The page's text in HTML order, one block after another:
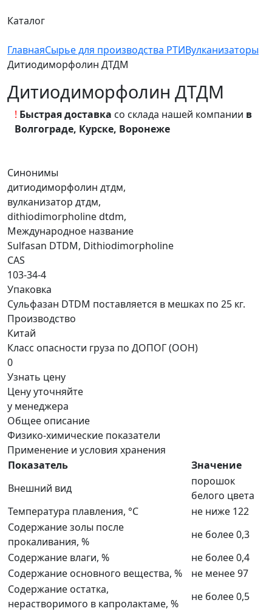
Каталог
ГлавнаяСырье для производства РТИВулканизаторы
Дитиодиморфолин ДТДМ
Дитиодиморфолин ДТДМ
! Быстрая доставка со склада нашей компании в
Волгограде, Курске, Воронеже
Синонимы
дитиодиморфолин дтдм,
вулканизатор дтдм,
dithiodimorpholine dtdm,
Международное название
Sulfasan DTDM, Dithiodimorpholine
CAS
103-34-4
Упаковка
Сульфазан DTDM поставляется в мешках по 25 кг.
Производство
Китай
Класс опасности груза по ДОПОГ (ООН)
0
Узнать цену
Цену уточняйте
у менеджера
Общее описание
Физико-химические показатели
Применение и условия хранения
Показатель
Значение
Внешний вид
порошок
белого цвета
Температура плавления, °С
не ниже 122
Содержание золы после
прокаливания, %
не более 0,3
Содержание влаги, %
не более 0,4
Содержание основного вещества, %
не менее 97
Содержание остатка,
нерастворимого в капролактаме, %
не более 0,5